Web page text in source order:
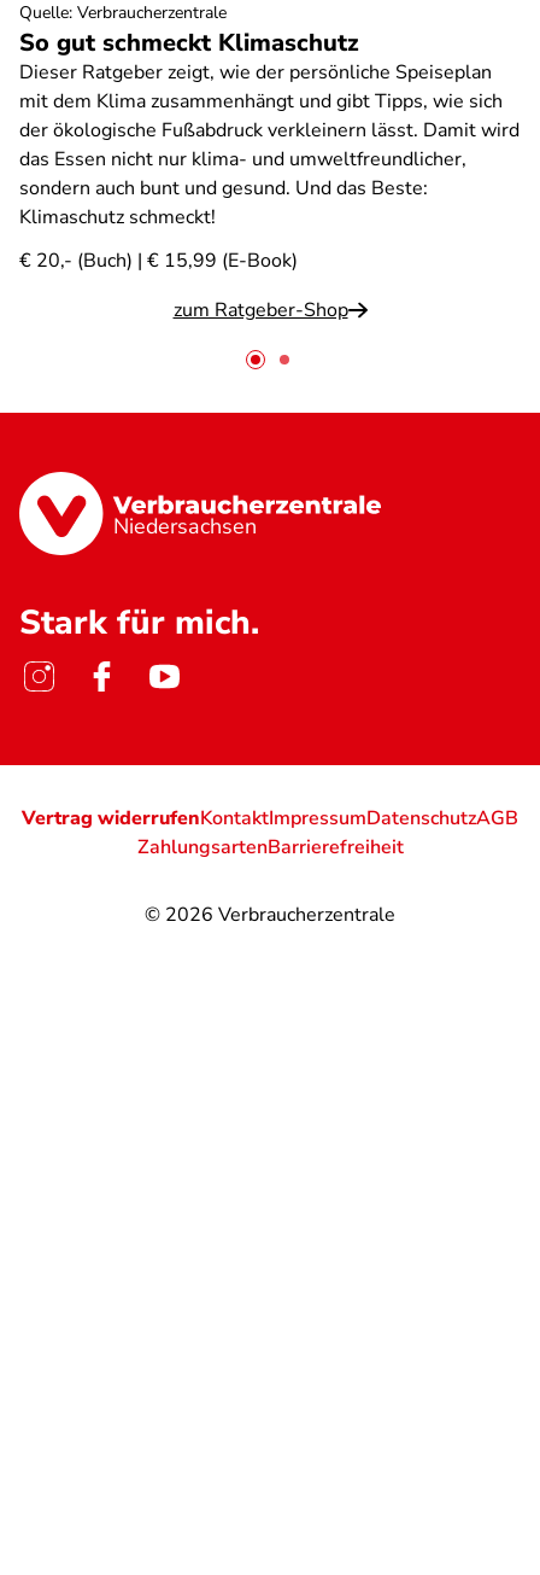
So gut schmeckt Klimaschutz
Dieser Ratgeber zeigt, wie der persönliche Speiseplan
mit dem Klima zusammenhängt und gibt Tipps, wie sich
der ökologische Fußabdruck verkleinern lässt. Damit wird
das Essen nicht nur klima- und umweltfreundlicher,
sondern auch bunt und gesund. Und das Beste:
Klimaschutz schmeckt!
€ 20,- (Buch) | € 15,99 (E-Book)
zum Ratgeber-Shop
Quelle: Verbraucherzentrale
Niedersachsen
Stark für mich.
© 2026 Verbraucherzentrale
Vertrag widerrufenKontaktImpressumDatenschutzAGB
ZahlungsartenBarrierefreiheit